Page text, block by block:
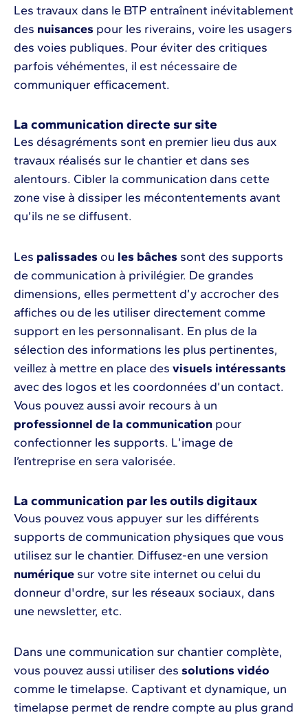
Les travaux dans le BTP entraînent inévitablement
des nuisances pour les riverains, voire les usagers
des voies publiques. Pour éviter des critiques
parfois véhémentes, il est nécessaire de
communiquer efficacement.
La communication directe sur site
Les désagréments sont en premier lieu dus aux
travaux réalisés sur le chantier et dans ses
alentours. Cibler la communication dans cette
zone vise à dissiper les mécontentements avant
qu’ils ne se diffusent.
Les palissades ou les bâches sont des supports
de communication à privilégier. De grandes
dimensions, elles permettent d’y accrocher des
affiches ou de les utiliser directement comme
support en les personnalisant. En plus de la
sélection des informations les plus pertinentes,
veillez à mettre en place des visuels intéressants
avec des logos et les coordonnées d’un contact.
Vous pouvez aussi avoir recours à un
professionnel de la communication pour
confectionner les supports. L’image de
l’entreprise en sera valorisée.
La communication par les outils digitaux
Vous pouvez vous appuyer sur les différents
supports de communication physiques que vous
utilisez sur le chantier. Diffusez-en une version
numérique sur votre site internet ou celui du
donneur d'ordre, sur les réseaux sociaux, dans
une newsletter, etc.
Dans une communication sur chantier complète,
vous pouvez aussi utiliser des solutions vidéo
comme le timelapse. Captivant et dynamique, un
timelapse permet de rendre compte au plus grand